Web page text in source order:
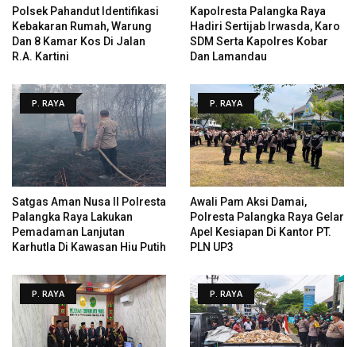
Polsek Pahandut Identifikasi
Kebakaran Rumah, Warung
Dan 8 Kamar Kos Di Jalan
R.A. Kartini
Kapolresta Palangka Raya
Hadiri Sertijab Irwasda, Karo
SDM Serta Kapolres Kobar
Dan Lamandau
P. RAYA
Satgas Aman Nusa II Polresta
Palangka Raya Lakukan
Pemadaman Lanjutan
Karhutla Di Kawasan Hiu Putih
P. RAYA
Awali Pam Aksi Damai,
Polresta Palangka Raya Gelar
Apel Kesiapan Di Kantor PT.
PLN UP3
P. RAYA P. RAYA